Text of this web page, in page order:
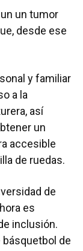
un tumor
desde ese
y familiar
a la
así
un
accesible
de ruedas.
de
es
inclusión.
básquetbol de